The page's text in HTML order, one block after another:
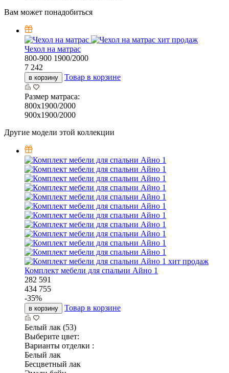
Вам может понадобиться
хит продаж
Чехол на матрас
800-900 1900/2000
7 242
в корзину Товар в корзине
Размер матраса:
800х1900/2000
900х1900/2000
Другие модели этой коллекции
хит продаж
Комплект мебели для спальни Айно 1
282 591
434 755
-35%
в корзину Товар в корзине
Белый лак (53)
Выберите цвет:
Варианты отделки :
Белый лак
Бесцветный лак